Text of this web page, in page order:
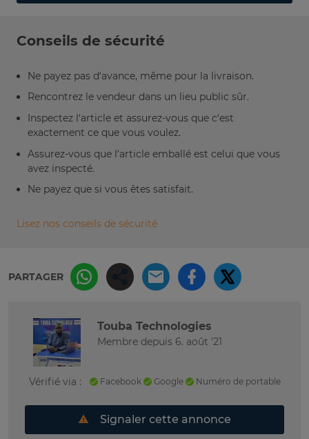
Conseils de sécurité
Ne payez pas d’avance, même pour la livraison.
Rencontrez le vendeur dans un lieu public sûr.
Inspectez l’article et assurez-vous que c’est
exactement ce que vous voulez.
Assurez-vous que l’article emballé est celui que vous
avez inspecté.
Ne payez que si vous êtes satisfait.
Lisez nos conseils de sécurité
PARTAGER
Touba Technologies
Membre depuis 6. août '21
Vérifié via : Facebook Google Numéro de portable
Signaler cette annonce